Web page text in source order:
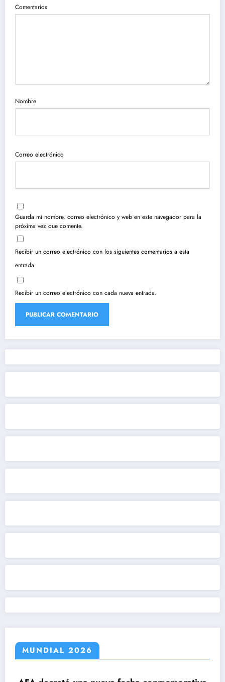
Comentarios
Nombre
Correo electrónico
Guarda mi nombre, correo electrónico y web en este navegador para la
próxima vez que comente.
Recibir un correo electrónico con los siguientes comentarios a esta
entrada.
Recibir un correo electrónico con cada nueva entrada.
MUNDIAL 2026